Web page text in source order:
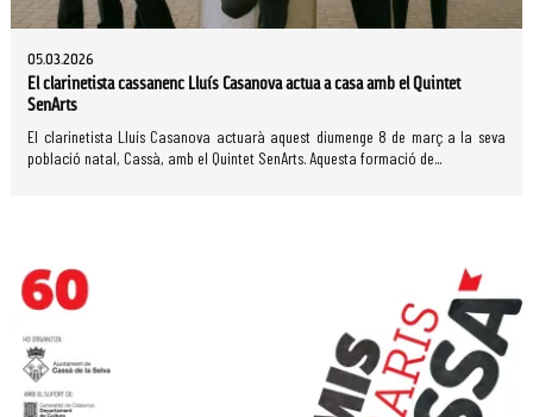
05.03.2026
El clarinetista cassanenc Lluís Casanova actua a casa amb el Quintet
SenArts
El clarinetista Lluís Casanova actuarà aquest diumenge 8 de març a la seva
població natal, Cassà, amb el Quintet SenArts. Aquesta formació de...